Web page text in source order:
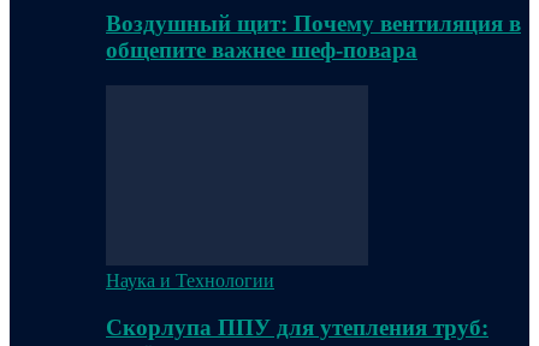
Воздушный щит: Почему вентиляция в
общепите важнее шеф-повара
Наука и Технологии
Скорлупа ППУ для утепления труб: